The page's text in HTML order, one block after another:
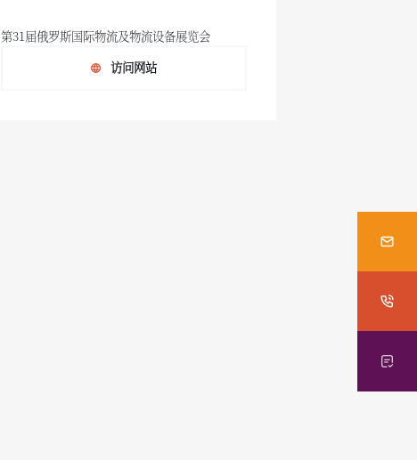
第31届俄罗斯国际物流及物流设备展览会
访问网站